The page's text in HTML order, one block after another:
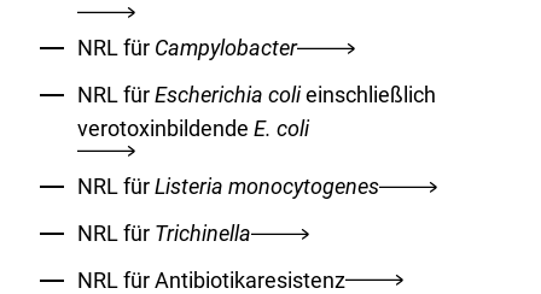
NRL für Campylobacter
NRL fürEscherichia colieinschließlich
verotoxinbildende E. coli
NRL fürListeria monocytogenes
NRL für Trichinella
NRL für Antibiotikaresistenz